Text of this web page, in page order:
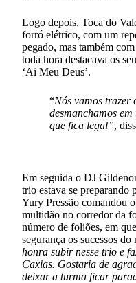
Logo depois, Toca do
forró elétrico, com um
pegado, mas também
toda hora destacava os
‘Ai Meu Deus’.
“Nós vamos trazer
desmanchamos
que fica legal”,
Em seguida o DJ
trio estava se preparando
Yury Pressão comandou
multidão no corredor da
número de foliões, em
segurança os sucessos do
honra subir nesse trio e
Caxias. Gostaria de
deixar a turma ficar